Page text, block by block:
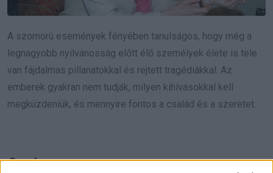
A szomorú események fényében tanulságos, hogy még a
legnagyobb nyilvánosság előtt élő személyek élete is tele
van fájdalmas pillanatokkal és rejtett tragédiákkal. Az
emberek gyakran nem tudják, milyen kihívásokkal kell
megküzdeniük, és mennyire fontos a család és a szeretet.
Oszd meg ezt a posztot: